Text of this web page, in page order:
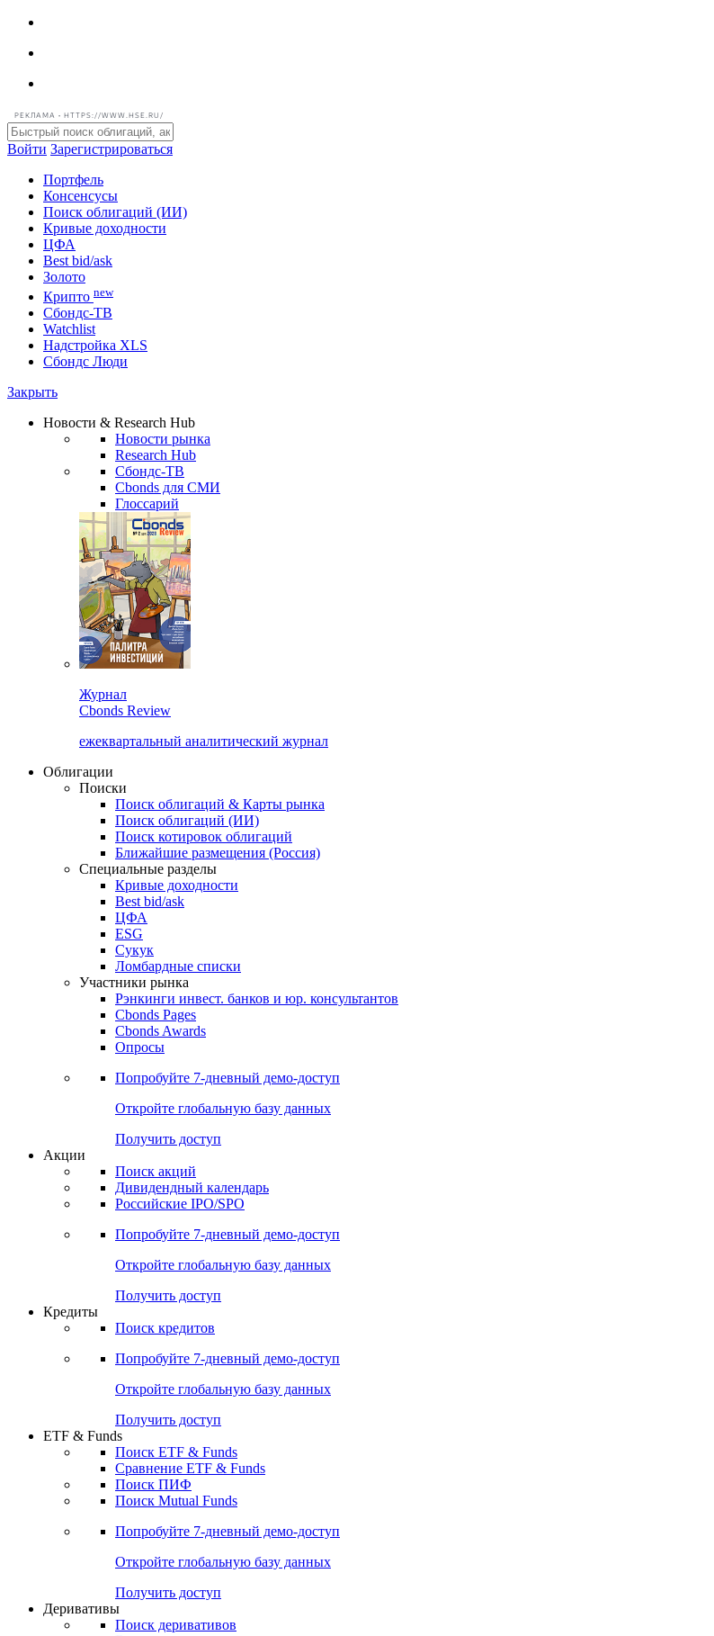
РЕКЛАМА • HTTPS://WWW.HSE.RU/
Войти Зарегистрироваться
Портфель
Консенсусы
Поиск облигаций (ИИ)
Кривые доходности
ЦФА
Best bid/ask
Золото
Криптоnew
Сбондс-ТВ
Надстройка XLS
Сбондс Люди
Новости & Research Hub
Новости рынка
Research Hub
Сбондс-ТВ
Cbonds для СМИ
Глоссарий
Журнал
Cbonds Review
ежеквартальный аналитический журнал
Облигации
Поиски
Поиск облигаций & Карты рынка
Поиск облигаций (ИИ)
Поиск котировок облигаций
Ближайшие размещения (Россия)
Специальные разделы
Кривые доходности
Best bid/ask
ЦФА
ESG
Сукук
Ломбардные списки
Участники рынка
Рэнкинги инвест. банков и юр. консультантов
Cbonds Pages
Cbonds Awards
Опросы
Попробуйте7-дневный
Откройте глобальную базу данных
Получить доступ
Акции
Поиск акций
Дивидендный календарь
Российские IPO/SPO
Попробуйте7-дневный
Откройте глобальную базу данных
Получить доступ
Кредиты
Поиск кредитов
Попробуйте7-дневный
Откройте глобальную базу данных
Получить доступ
ETF & Funds
Поиск ETF & Funds
Сравнение ETF & Funds
Поиск ПИФ
Поиск Mutual Funds
Попробуйте7-дневный
Откройте глобальную базу данных